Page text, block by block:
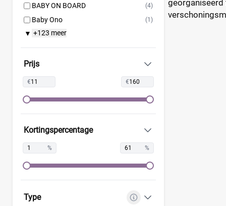
BABY ON BOARD (4)
Baby Ono (1)
Baby Roll
Babymel (9)
Babymoov (15)
Badabulle (5)
(6)
BEARTOP (1)
Bébé-Jou (2)
(7)
ByKay
▼ +123 meer
Prijs
€ €
Kortingspercentage
% %
Type
georganiseerd